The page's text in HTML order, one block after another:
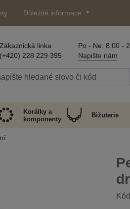
Důležité informace
Zákaznická linka
(+420) 228 229 395
Po - Ne: 8:00 -
Napište nám
Korálky a
komponenty
Bižuterie